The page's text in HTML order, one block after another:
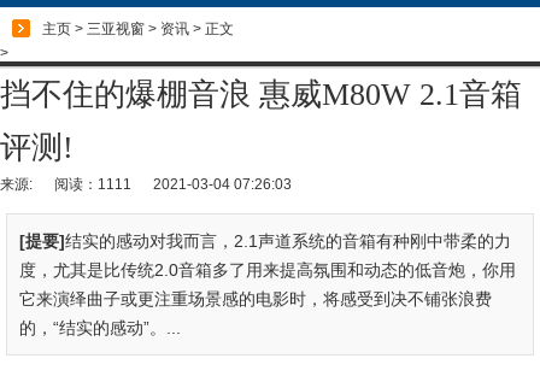
主页 > 三亚视窗 > 资讯 > 正文
>
挡不住的爆棚音浪 惠威M80W 2.1音箱
评测!
来源: 阅读：1111 2021-03-04 07:26:03
[提要]结实的感动对我而言，2.1声道系统的音箱有种刚中带柔的力
度，尤其是比传统2.0音箱多了用来提高氛围和动态的低音炮，你用
它来演绎曲子或更注重场景感的电影时，将感受到决不铺张浪费
的，“结实的感动”。...